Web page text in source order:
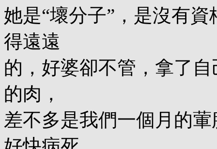
她是“壞分子”，是沒有
得遠遠
的，好婆卻不管，拿了
的肉，
差不多是我們一個月的